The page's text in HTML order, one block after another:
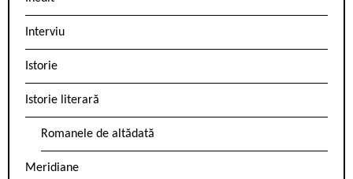
Interviu
Istorie
Istorie literară
Romanele de altădată
Meridiane